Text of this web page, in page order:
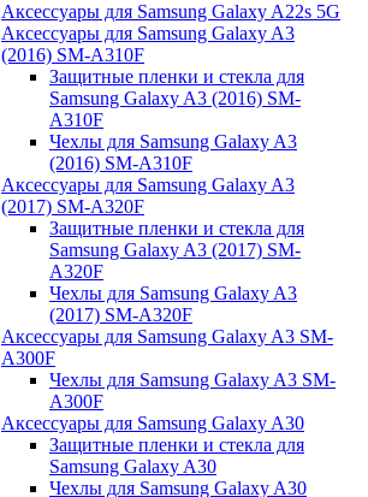
Аксессуары для Samsung Galaxy A22s 5G
Аксессуары для Samsung Galaxy A3
(2016) SM-A310F
Защитные пленки и стекла для
Samsung Galaxy A3 (2016) SM-
A310F
Чехлы для Samsung Galaxy A3
(2016) SM-A310F
Аксессуары для Samsung Galaxy A3
(2017) SM-A320F
Защитные пленки и стекла для
Samsung Galaxy A3 (2017) SM-
A320F
Чехлы для Samsung Galaxy A3
(2017) SM-A320F
Аксессуары для Samsung Galaxy A3 SM-
A300F
Чехлы для Samsung Galaxy A3 SM-
A300F
Аксессуары для Samsung Galaxy A30
Защитные пленки и стекла для
Samsung Galaxy A30
Чехлы для Samsung Galaxy A30